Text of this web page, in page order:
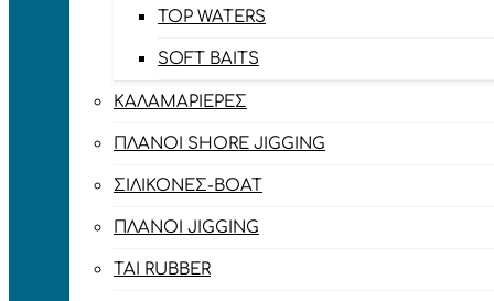
TOP WATERS
SOFT BAITS
ΚΑΛΑΜΑΡΙΈΡΕΣ
ΠΛΆΝΟΙ SHORE JIGGING
ΣΙΛΙΚΌΝΕΣ-BOAT
ΠΛΆΝΟΙ JIGGING
TAI RUBBER